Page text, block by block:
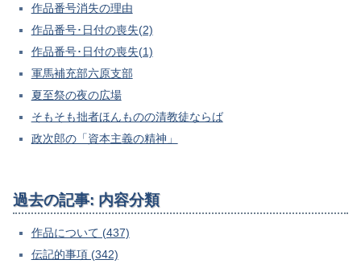
作品番号消失の理由
作品番号･日付の喪失(2)
作品番号･日付の喪失(1)
軍馬補充部六原支部
夏至祭の夜の広場
そもそも拙者ほんものの清教徒ならば
政次郎の「資本主義の精神」
過去の記事: 内容分類
作品について (437)
伝記的事項 (342)